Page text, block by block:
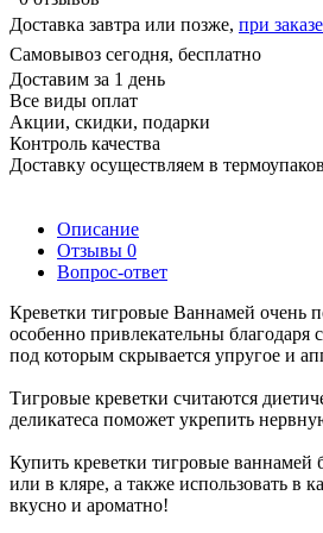
Доставка завтра или позже, при
Самовывоз сегодня, бесплатно
Доставим за 1 день
Все виды оплат
Акции, скидки, подарки
Контроль качества
Доставку осуществляем в
Описание
Отзывы 0
Вопрос-ответ
Креветки тигровые Ваннамей очень
особенно привлекательны
под которым скрывается упругое и
Тигровые креветки считаются
деликатеса поможет укрепить
Купить креветки тигровые ваннамей
или в кляре, а также использовать в
вкусно и ароматно!